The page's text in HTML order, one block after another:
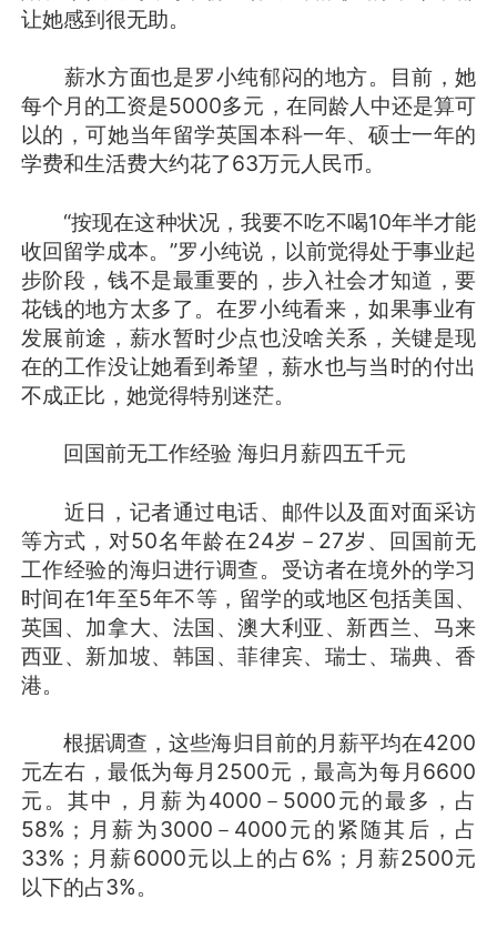
让她感到很无助。
薪水方面也是罗小纯郁闷的地方。目前，她
每个月的工资是5000多元，在同龄人中还是算可
以的，可她当年留学英国本科一年、硕士一年的
学费和生活费大约花了63万元人民币。
“按现在这种状况，我要不吃不喝10年半才能
收回留学成本。”罗小纯说，以前觉得处于事业起
步阶段，钱不是最重要的，步入社会才知道，要
花钱的地方太多了。在罗小纯看来，如果事业有
发展前途，薪水暂时少点也没啥关系，关键是现
在的工作没让她看到希望，薪水也与当时的付出
不成正比，她觉得特别迷茫。
回国前无工作经验 海归月薪四五千元
近日，记者通过电话、邮件以及面对面采访
等方式，对50名年龄在24岁－27岁、回国前无
工作经验的海归进行调查。受访者在境外的学习
时间在1年至5年不等，留学的或地区包括美国、
英国、加拿大、法国、澳大利亚、新西兰、马来
西亚、新加坡、韩国、菲律宾、瑞士、瑞典、香
港。
根据调查，这些海归目前的月薪平均在4200
元左右，最低为每月2500元，最高为每月6600
元。其中，月薪为4000－5000元的最多，占
58%；月薪为3000－4000元的紧随其后，占
33%；月薪6000元以上的占6%；月薪2500元
以下的占3%。